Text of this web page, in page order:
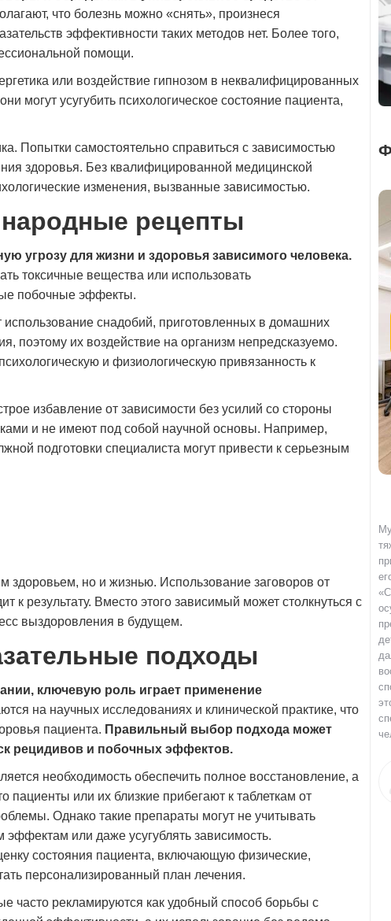
что болезнь можно «снять», произнеся
эффективности таких методов нет. Более того,
помощи.
или воздействие гипнозом в неквалифицированных
могут усугубить психологическое состояние пациента,
Попытки самостоятельно справиться с зависимостью
здоровья. Без квалифицированной медицинской
изменения, вызванные зависимостью.
рецепты
угрозу для жизни и здоровья зависимого человека.
токсичные вещества или использовать
побочные эффекты.
снадобий, приготовленных в домашних
поэтому их воздействие на организм непредсказуемо.
и физиологическую привязанность к
избавление от зависимости без усилий со стороны
и не имеют под собой научной основы. Например,
подготовки специалиста могут привести к серьезным
здоровьем, но и жизнью. Использование заговоров от
к результату. Вместо этого зависимый может столкнуться с
выздоровления в будущем.
подходы
ключевую роль играет применение
на научных исследованиях и клинической практике, что
пациента. Правильный выбор подхода может
рецидивов и побочных эффектов.
необходимость обеспечить полное восстановление, а
или их близкие прибегают к таблеткам от
Однако такие препараты могут не учитывать
или даже усугублять зависимость.
состояния пациента, включающую физические,
персонализированный план лечения.
часто рекламируются как удобный способ борьбы с
без них обходиться. В
Жизни» мне объяснили, что
проблема, и предложили
понравился деликатный
к деталям. Со мной
и эмоциональное
я чувствую себя гораздо
Благодарю клинику
Орлова
знакомого. Здесь мне помогли пройти
детоксикацию и предложили реабилитацию.
Было непросто, но поддержка специалистов
сыграла огромную роль. В клинике не читают
себе. Сейчас я в ремиссии и строю планы на
будущее. Спасибо врачам за терпение и веру.